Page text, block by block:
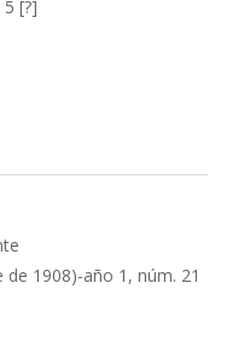
[?]
1908)-año 1, núm. 21